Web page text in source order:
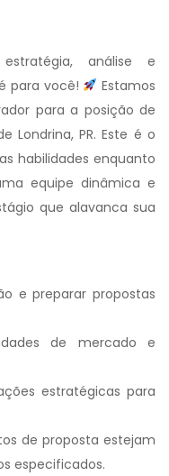
análise e
para você!
Estamos
para a posição de
Londrina, PR. Este é o
habilidades enquanto
equipe dinâmica e
que alavanca sua
e preparar propostas
de mercado e
estratégicas para
de proposta estejam
especificados.